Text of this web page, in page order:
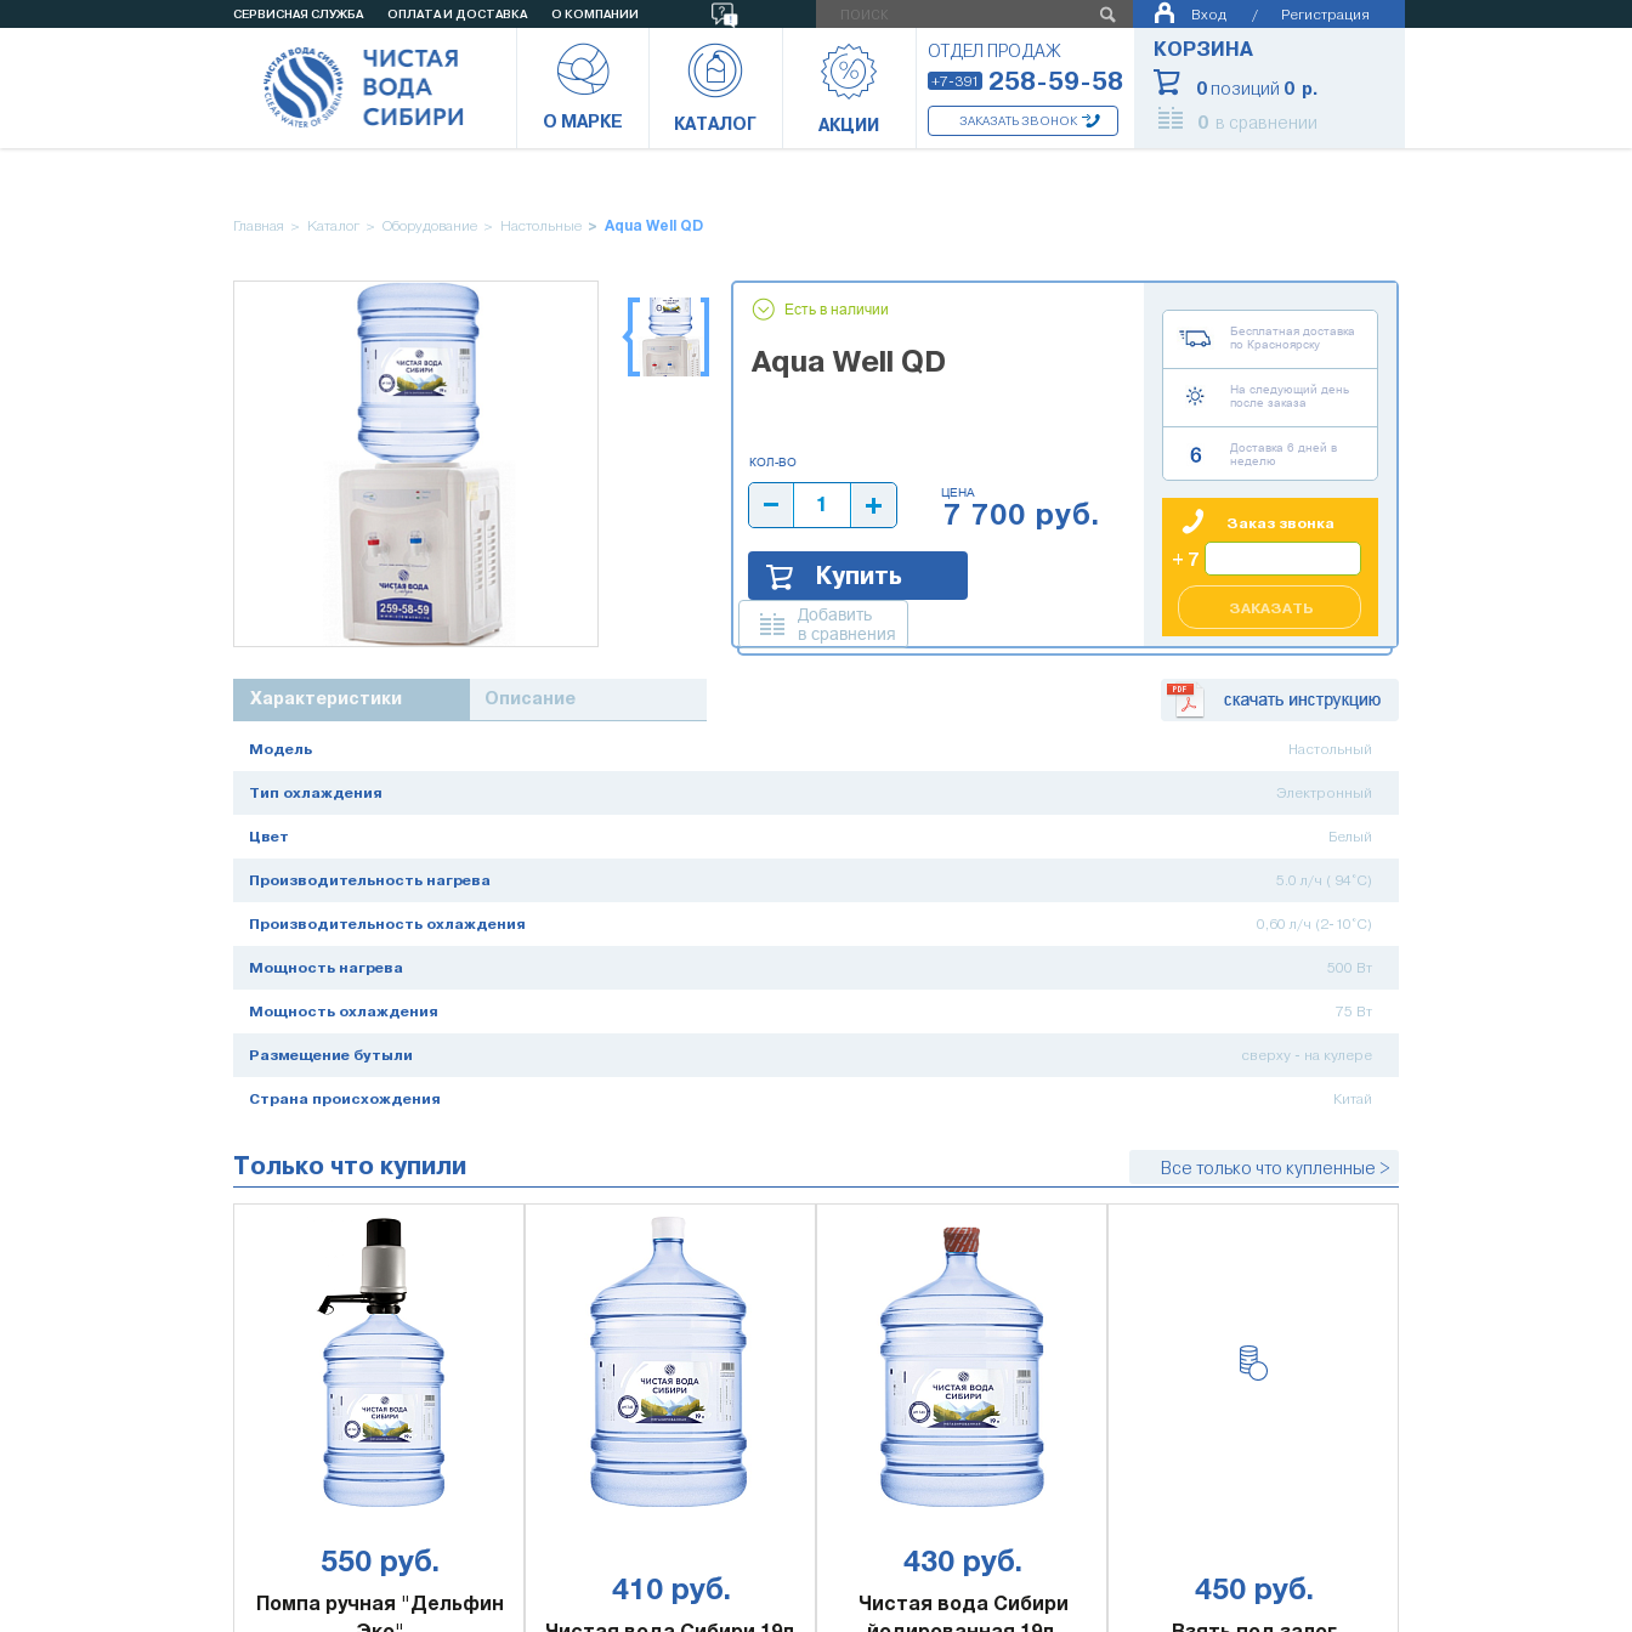
СЕРВИСНАЯ СЛУЖБА ОПЛАТА И ДОСТАВКА О КОМПАНИИ Вход / Регистрация
О МАРКЕ КАТАЛОГ АКЦИИ
ОТДЕЛ ПРОДАЖ
+7-391 258-59-58
ЗАКАЗАТЬ ЗВОНОК
КОРЗИНА
0позиций 0 р.
0в сравнении
Главная Каталог Оборудование Настольные Aqua Well QD
Есть в наличии
Aqua Well QD
ЦЕНА
7 700 руб.
Купить
Добавить
в сравнения
Бесплатная доставка
по Красноярску
На следующий день
после заказа
Доставка 6 дней в
неделю
Заказ звонка
ЗАКАЗАТЬ
Характеристики Описание
Модель Настольный
Тип охлаждения Электронный
Цвет Белый
Производительность нагрева 5.0 л/ч ( 94°C)
Производительность охлаждения 0,60 л/ч (2-10°C)
Мощность нагрева 500 Вт
Мощность охлаждения 75 Вт
Размещение бутыли сверху - на кулере
Страна происхождения Китай
Только что купили Все только что купленные >
550 руб.
Помпа ручная "Дельфин
410 руб.
430 руб.
Чистая вода Сибири
450 руб.